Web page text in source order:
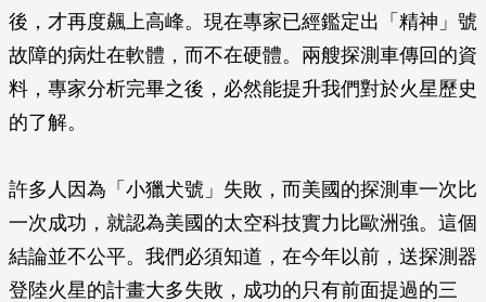
後，才再度飆上高峰。現在專家已經鑑定出「精神」號
故障的病灶在軟體，而不在硬體。兩艘探測車傳回的資
料，專家分析完畢之後，必然能提升我們對於火星歷史
的了解。
許多人因為「小獵犬號」失敗，而美國的探測車一次比
一次成功，就認為美國的太空科技實力比歐洲強。這個
結論並不公平。我們必須知道，在今年以前，送探測器
登陸火星的計畫大多失敗，成功的只有前面提過的三